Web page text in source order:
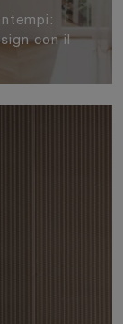
con il